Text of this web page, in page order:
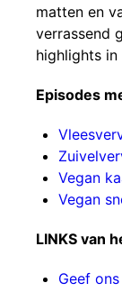
matten en
verrassend
highlights
Episodes
Vegan
Vegan
LINKS van
Geef